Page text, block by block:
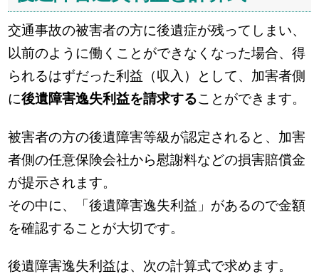
交通事故の被害者の方に後遺症が残ってしまい、
以前のように働くことができなくなった場合、得
られるはずだった利益（収入）として、加害者側
に後遺障害逸失利益を請求することができます。
被害者の方の後遺障害等級が認定されると、加害
者側の任意保険会社から慰謝料などの損害賠償金
が提示されます。
その中に、「後遺障害逸失利益」があるので金額
を確認することが大切です。
後遺障害逸失利益は、次の計算式で求めます。